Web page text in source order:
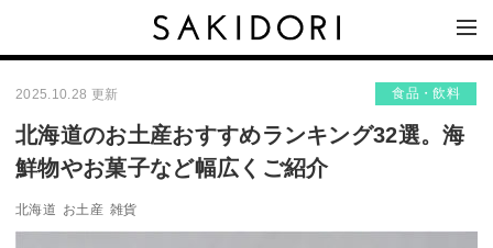
2025.10.28 更新 食品・飲料
北海道のお土産おすすめランキング32選。海
鮮物やお菓子など幅広くご紹介
北海道 お土産 雑貨